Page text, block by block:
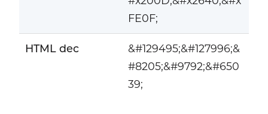
FE0F;
HTML dec
&#129495;&#127996;&
#8205;&#9792;&#650
39;